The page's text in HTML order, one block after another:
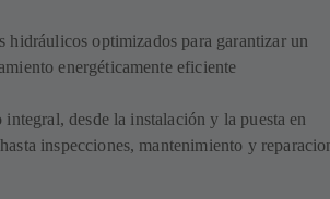
hidráulicos optimizados para garantizar un
energéticamente eficiente
integral, desde la instalación y la puesta en
inspecciones, mantenimiento y